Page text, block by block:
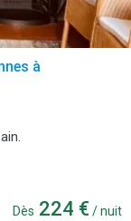
à
Dès 224 € / nuit